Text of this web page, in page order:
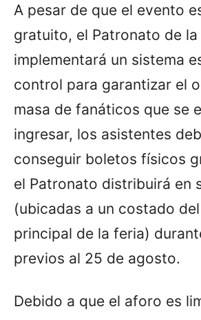
A pesar de que el evento
gratuito, el Patronato de la
implementará un sistema
control para garantizar el
masa de fanáticos que se
ingresar, los asistentes
conseguir boletos físicos
el Patronato distribuirá en
(ubicadas a un costado
principal de la feria)
previos al 25 de agosto.
Debido a que el aforo es